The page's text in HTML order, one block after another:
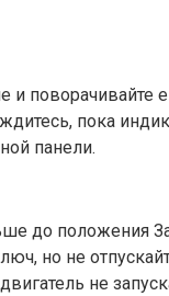
и поворачивайте
пока
панели.
до положения
но не
не